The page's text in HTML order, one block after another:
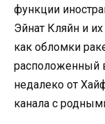
функции
Эйнат Кляйн и
как обломки
расположенный
недалеко от
канала с